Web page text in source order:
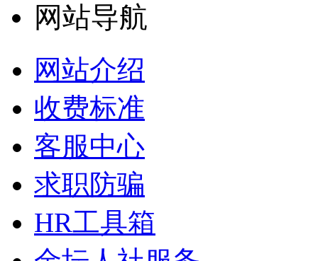
网站导航
网站介绍
收费标准
客服中心
求职防骗
HR工具箱